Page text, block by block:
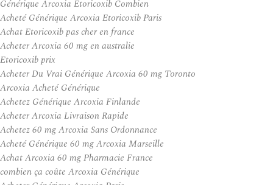
Générique Arcoxia Etoricoxib Combien
Acheté Générique Arcoxia Etoricoxib Paris
Achat Etoricoxib pas cher en france
Acheter Arcoxia 60 mg en australie
Etoricoxib prix
Acheter Du Vrai Générique Arcoxia 60 mg Toronto
Arcoxia Acheté Générique
Achetez Générique Arcoxia Finlande
Acheter Arcoxia Livraison Rapide
Achetez 60 mg Arcoxia Sans Ordonnance
Acheté Générique 60 mg Arcoxia Marseille
Achat Arcoxia 60 mg Pharmacie France
combien ça coûte Arcoxia Générique